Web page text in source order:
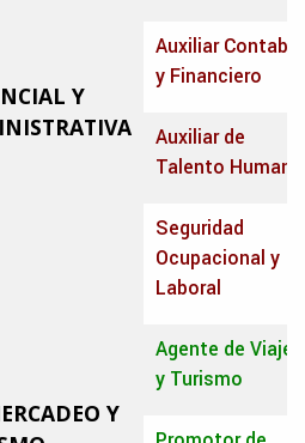
Y
Auxiliar Contable
y Financiero
Auxiliar de
Talento Humano
Seguridad
Ocupacional y
Laboral
Y
Agente de Viajes
y Turismo